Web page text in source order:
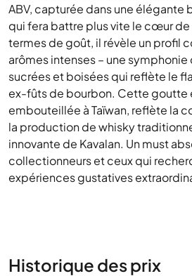
ABV, capturée dans une
qui fera battre plus vite le cœur de
termes de goût, il révèle un profil
arômes intenses – une
sucrées et boisées qui reflète le
ex-fûts de bourbon. Cette goutte
embouteillée à Taïwan, reflète la
la production de whisky
innovante de Kavalan. Un must
collectionneurs et ceux qui
expériences gustatives
Historique des prix